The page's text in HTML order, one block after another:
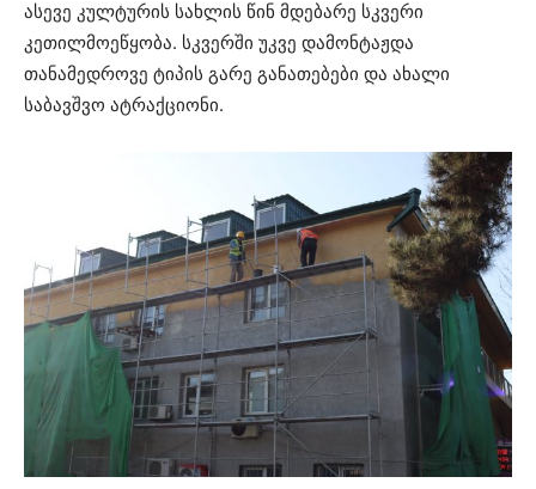
ასევე კულტურის სახლის წინ მდებარე სკვერი
კეთილმოეწყობა. სკვერში უკვე დამონტაჟდა
თანამედროვე ტიპის გარე განათებები და ახალი
საბავშვო ატრაქციონი.